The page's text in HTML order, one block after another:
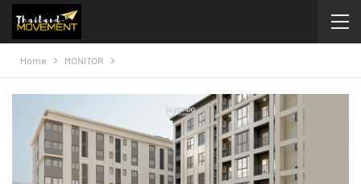
Home MONITOR